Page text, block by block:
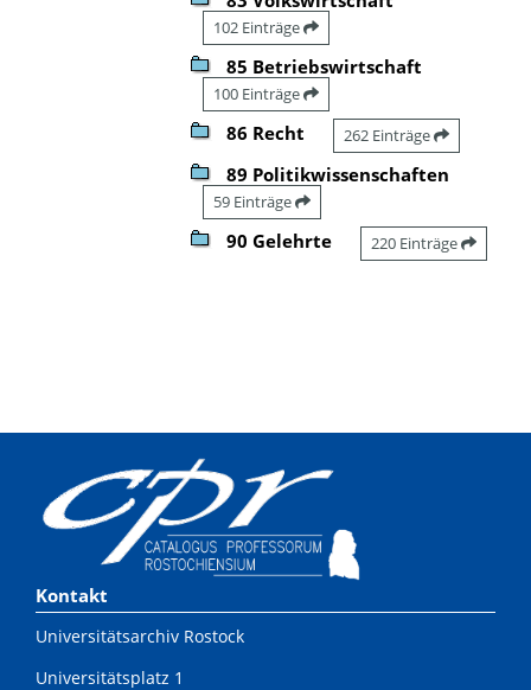
102 Einträge
85 Betriebswirtschaft
100 Einträge
86 Recht 262 Einträge
89 Politikwissenschaften
59 Einträge
90 Gelehrte 220 Einträge
Kontakt
Universitätsarchiv Rostock
Universitätsplatz 1